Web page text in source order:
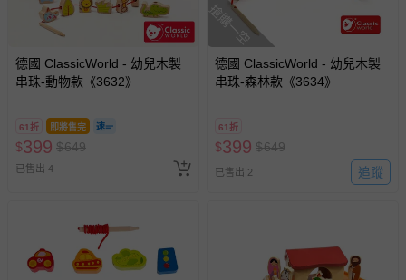
德國 ClassicWorld - 幼兒木製
串珠-動物款《3632》
61折 即將售完
$399 $649
已售出 4
搶購一空
德國 ClassicWorld - 幼兒木製
串珠-森林款《3634》
61折
$399 $649
已售出 2 追蹤